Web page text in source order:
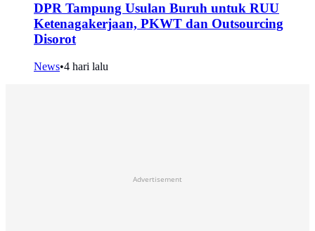
DPR Tampung Usulan Buruh untuk RUU
Ketenagakerjaan, PKWT dan Outsourcing
Disorot
News•4 hari lalu
Advertisement